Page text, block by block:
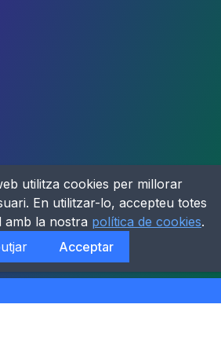
utilitza cookies per millorar
En utilitzar-lo, accepteu totes
amb la nostra política de cookies.
Acceptar